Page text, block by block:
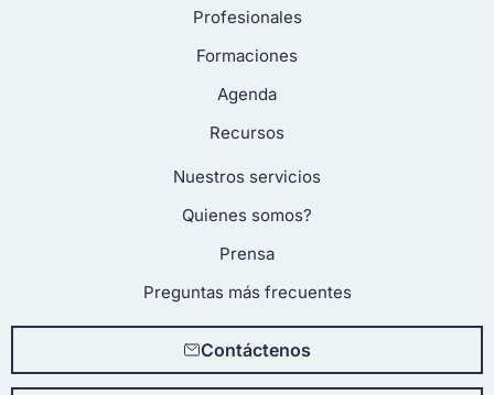
Profesionales
Formaciones
Agenda
Recursos
Nuestros servicios
Quienes somos?
Prensa
Preguntas más frecuentes
Contáctenos